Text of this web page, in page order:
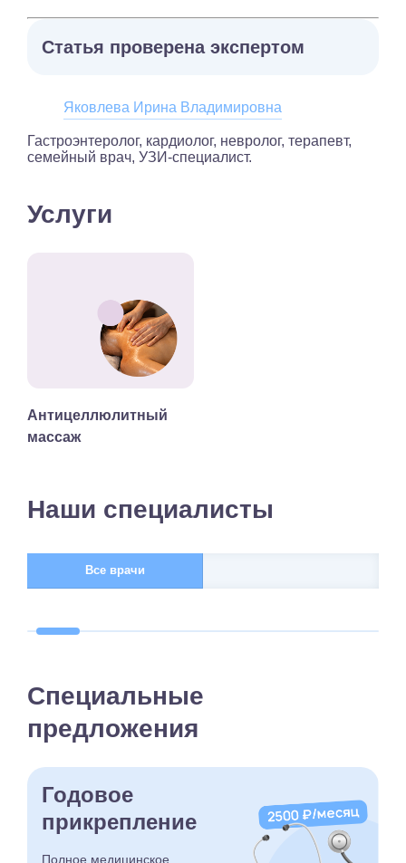
Статья проверена экспертом
Яковлева Ирина Владимировна
Гастроэнтеролог, кардиолог, невролог, терапевт,
семейный врач, УЗИ-специалист.
Услуги
Антицеллюлитный
массаж
Наши специалисты
Все врачи
Специальные
предложения
Годовое
прикрепление
Полное медицинское